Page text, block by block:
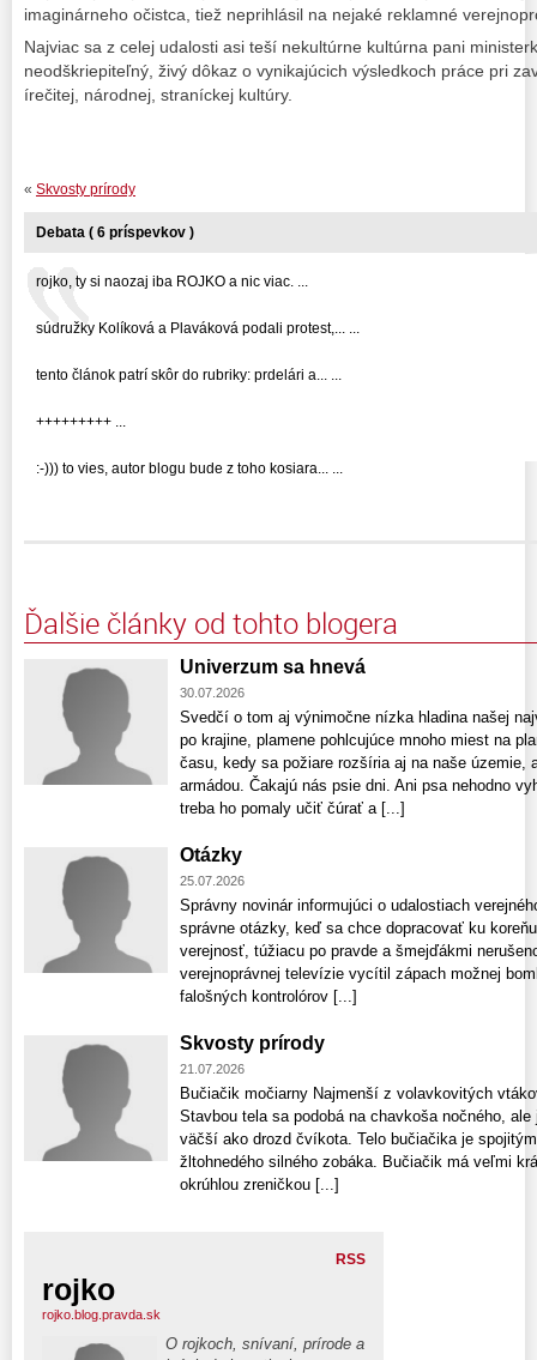
imaginárneho očistca, tiež neprihlásil na nejaké reklamné
Najviac sa z celej udalosti asi teší nekultúrne kultúrna pani
neodškriepiteľný, živý dôkaz o vynikajúcich výsledkoch práce pri
írečitej, národnej, straníckej kultúry.
« Skvosty prírody
Debata ( 6 príspevkov )
rojko, ty si naozaj iba ROJKO a nic viac. ...
súdružky Kolíková a Plaváková podali protest,... ...
tento článok patrí skôr do rubriky: prdelári a... ...
+++++++++ ...
:-))) to vies, autor blogu bude z toho kosiara... ...
Ďalšie články od tohto blogera
Univerzum sa hnevá
30.07.2026
Svedčí o tom aj výnimočne nízka hladina našej
po krajine, plamene pohlcujúce mnoho miest na
času, kedy sa požiare rozšíria aj na naše územie,
armádou. Čakajú nás psie dni. Ani psa nehodno
treba ho pomaly učiť čúrať a [...]
Otázky
25.07.2026
Správny novinár informujúci o udalostiach
správne otázky, keď sa chce dopracovať ku
verejnosť, túžiacu po pravde a šmejďákmi
verejnoprávnej televízie vycítil zápach možnej
falošných kontrolórov [...]
Skvosty prírody
21.07.2026
Bučiačik močiarny Najmenší z volavkovitých
Stavbou tela sa podobá na chavkoša nočného,
väčší ako drozd čvíkota. Telo bučiačika je
žltohnedého silného zobáka. Bučiačik má veľmi
okrúhlou zreničkou [...]
RSS
rojko
rojko.blog.pravda.sk
O rojkoch, snívaní, prírode a